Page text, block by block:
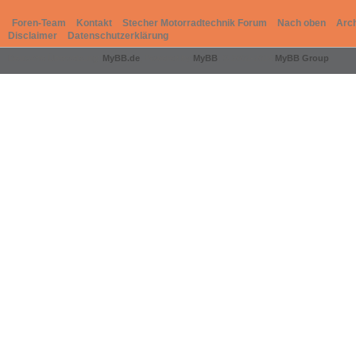
Foren-Team Kontakt Stecher Motorradtechnik Forum Nach oben
Disclaimer
Datenschutzerklärung
MyBB.de MyBB MyBB Group